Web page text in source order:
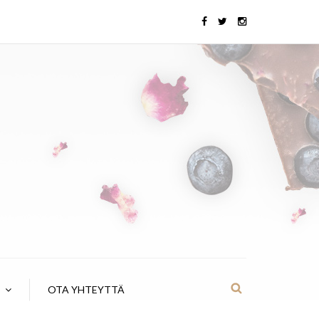
OTA YHTEYTTÄ